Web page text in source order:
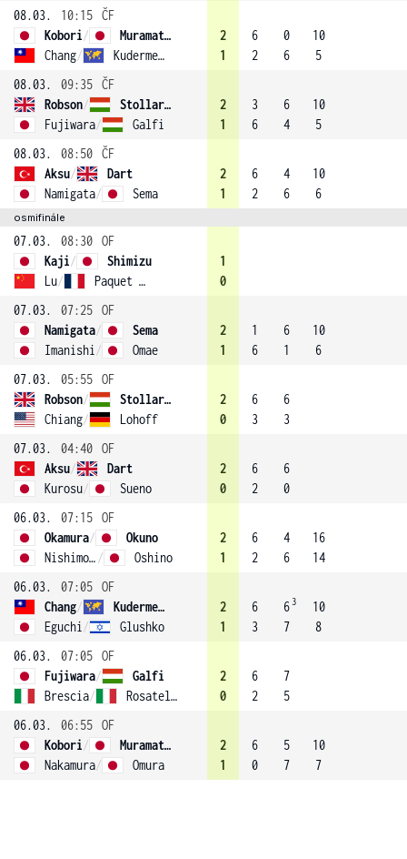
08.03.
10:15 ČF
Kobori/
Muramatsu
Chang/ Kudermetova (1)
2
1
6
2
0
6
10
5
08.03.
09:35 ČF
Robson/
Stollar (2)
Fujiwara/ Galfi
2
1
3
6
6
4
10
5
08.03.
08:50 ČF
Aksu/
Dart
Namigata/ Sema
2
1
6
2
4
6
10
6
osmifinále
07.03. 08:30 OF
Kaji/
Shimizu
Lu/ Paquet (4)
1
0
07.03.
07:25 OF
Namigata/
Sema
Imanishi / Omae
2
1
1
6
6
1
10
6
07.03.
05:55 OF
Robson/
Stollar (2)
Chiang/ Lohoff
2
0
6
3
6
3
07.03.
04:40 OF
Aksu/
Dart
Kurosu/ Sueno
2
0
6
2
6
0
06.03.
07:15 OF
Okamura/
Okuno
Nishimoto / Oshino
2
1
6
2
4
6
16
14
06.03.
07:05 OF
Chang/
Kudermetova (1)
Eguchi / Glushko
2
1
6
3
6 3
7
10
8
06.03.
07:05 OF
Fujiwara/
Galfi
Brescia/ Rosatello
2
0
6
2
7
5
06.03.
06:55 OF
Kobori/
Muramatsu
Nakamura/ Omura
2
1
6
0
5
7
10
7